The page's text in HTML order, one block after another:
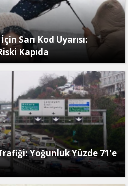
Sarı Kod Uyarısı:
Kapıda
Yoğunluk Yüzde 71’e